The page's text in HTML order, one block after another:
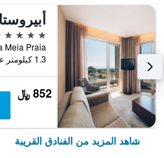
5 نجوم
1.3 كيلومتر عن وسط المدينة
852 ﷼
شاهد المزيد من الفنادق القريبة